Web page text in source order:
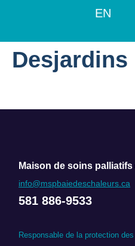
EN
Desjardins
Maison de soins
info@mspbaiedeschaleurs.ca
581 886-9533
Responsable de la protection